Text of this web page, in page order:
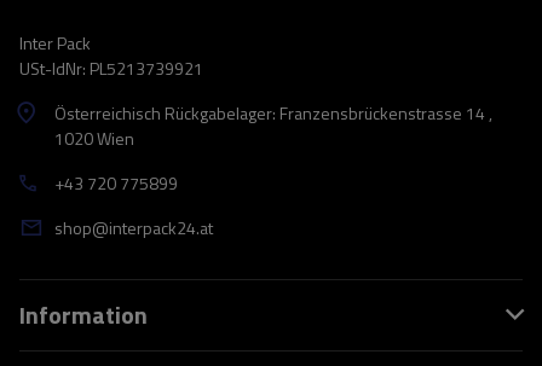
Inter Pack
USt-IdNr: PL5213739921
Österreichisch Rückgabelager: Franzensbrückenstrasse 14 ,
1020 Wien
+43 720 775899
shop@interpack24.at
Information